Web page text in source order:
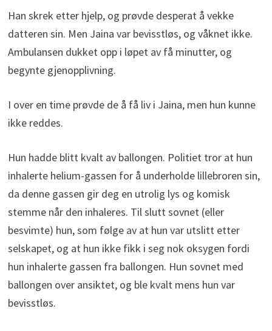
Han skrek etter hjelp, og prøvde desperat å vekke
datteren sin. Men Jaina var bevisstløs, og våknet ikke.
Ambulansen dukket opp i løpet av få minutter, og
begynte gjenopplivning.
I over en time prøvde de å få liv i Jaina, men hun kunne
ikke reddes.
Hun hadde blitt kvalt av ballongen. Politiet tror at hun
inhalerte helium-gassen for å underholde lillebroren sin,
da denne gassen gir deg en utrolig lys og komisk
stemme når den inhaleres. Til slutt sovnet (eller
besvimte) hun, som følge av at hun var utslitt etter
selskapet, og at hun ikke fikk i seg nok oksygen fordi
hun inhalerte gassen fra ballongen. Hun sovnet med
ballongen over ansiktet, og ble kvalt mens hun var
bevisstløs.